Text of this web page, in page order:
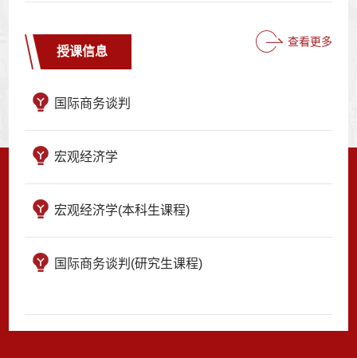
授课信息
查看更多
国际商务谈判
宏观经济学
宏观经济学(本科生课程)
国际商务谈判(研究生课程)